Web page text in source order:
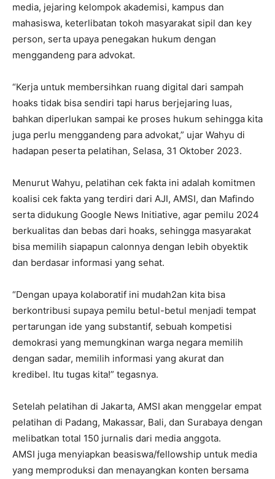
media, jejaring kelompok akademisi, kampus dan
mahasiswa, keterlibatan tokoh masyarakat sipil dan key
person, serta upaya penegakan hukum dengan
menggandeng para advokat.
“Kerja untuk membersihkan ruang digital dari sampah
hoaks tidak bisa sendiri tapi harus berjejaring luas,
bahkan diperlukan sampai ke proses hukum sehingga kita
juga perlu menggandeng para advokat,” ujar Wahyu di
hadapan peserta pelatihan, Selasa, 31 Oktober 2023.
Menurut Wahyu, pelatihan cek fakta ini adalah komitmen
koalisi cek fakta yang terdiri dari AJI, AMSI, dan Mafindo
serta didukung Google News Initiative, agar pemilu 2024
berkualitas dan bebas dari hoaks, sehingga masyarakat
bisa memilih siapapun calonnya dengan lebih obyektik
dan berdasar informasi yang sehat.
“Dengan upaya kolaboratif ini mudah2an kita bisa
berkontribusi supaya pemilu betul-betul menjadi tempat
pertarungan ide yang substantif, sebuah kompetisi
demokrasi yang memungkinan warga negara memilih
dengan sadar, memilih informasi yang akurat dan
kredibel. Itu tugas kita!” tegasnya.
Setelah pelatihan di Jakarta, AMSI akan menggelar empat
pelatihan di Padang, Makassar, Bali, dan Surabaya dengan
melibatkan total 150 jurnalis dari media anggota.
AMSI juga menyiapkan beasiswa/fellowship untuk media
yang memproduksi dan menayangkan konten bersama